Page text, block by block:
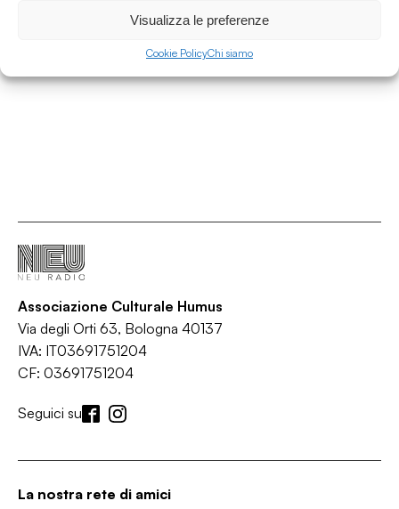
Visualizza le preferenze
Cookie PolicyChi siamo
Folk Bottom presents
Associazione Culturale Humus
Via degli Orti 63, Bologna 40137
IVA: IT03691751204
CF: 03691751204
Seguici su
La nostra rete di amici